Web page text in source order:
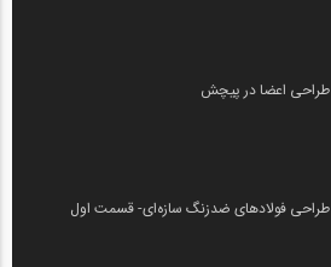
طراحی اعضا در پیچش
طراحی فولادهای ضدزنگ سازه‌ای- قسمت اول